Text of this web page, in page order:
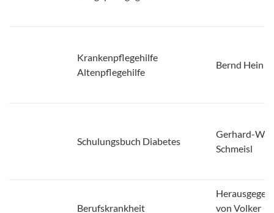
Krankenpflegehilfe
Altenpflegehilfe
Bernd Hein
Schulungsbuch Diabetes
Gerhard-
Schmeisl
Berufskrankheit
von Volker